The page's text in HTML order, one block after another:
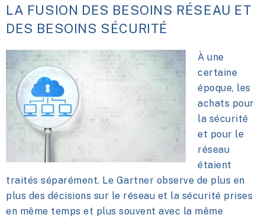
LA FUSION DES BESOINS RÉSEAU ET
DES BESOINS SÉCURITÉ
À une
certaine
époque, les
achats pour
la sécurité
et pour le
réseau
étaient
traités séparément. Le Gartner observe de plus en
plus des décisions sur le réseau et la sécurité prises
en même temps et plus souvent avec la même